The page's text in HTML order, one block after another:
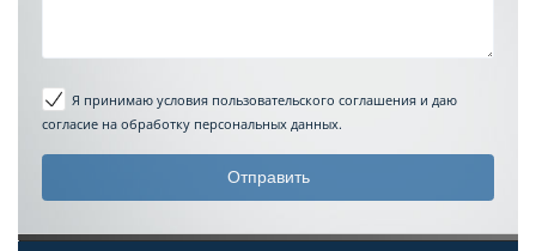
Я принимаю условия пользовательского соглашения и даю
согласие на обработку персональных данных.